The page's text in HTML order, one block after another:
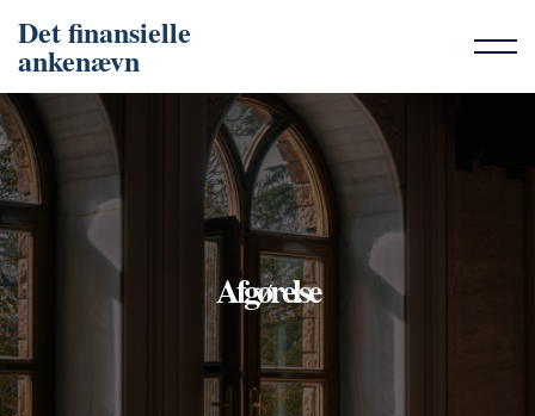
Det finansielle
ankenævn
Afgørelse